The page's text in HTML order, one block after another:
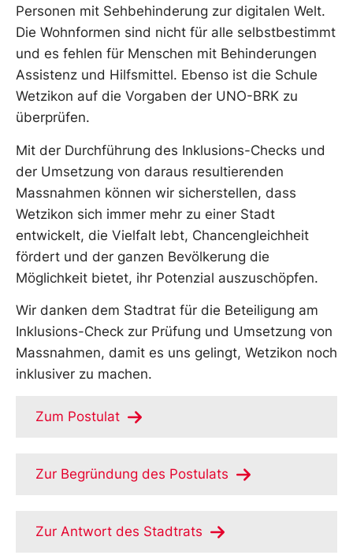
Personen mit Sehbehinderung zur digitalen Welt.
Die Wohnformen sind nicht für alle selbstbestimmt
und es fehlen für Menschen mit Behinderungen
Assistenz und Hilfsmittel. Ebenso ist die Schule
Wetzikon auf die Vorgaben der UNO-BRK zu
überprüfen.
Mit der Durchführung des Inklusions-Checks und
der Umsetzung von daraus resultierenden
Massnahmen können wir sicherstellen, dass
Wetzikon sich immer mehr zu einer Stadt
entwickelt, die Vielfalt lebt, Chancengleichheit
fördert und der ganzen Bevölkerung die
Möglichkeit bietet, ihr Potenzial auszuschöpfen.
Wir danken dem Stadtrat für die Beteiligung am
Inklusions-Check zur Prüfung und Umsetzung von
Massnahmen, damit es uns gelingt, Wetzikon noch
inklusiver zu machen.
Zum Postulat
Zur Begründung des Postulats
Zur Antwort des Stadtrats